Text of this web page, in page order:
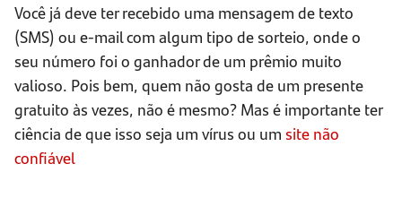
Você já deve ter recebido uma mensagem de texto
(SMS) ou e-mail com algum tipo de sorteio, onde o
seu número foi o ganhador de um prêmio muito
valioso. Pois bem, quem não gosta de um presente
gratuito às vezes, não é mesmo? Mas é importante ter
ciência de que isso seja um vírus ou um site não
confiável